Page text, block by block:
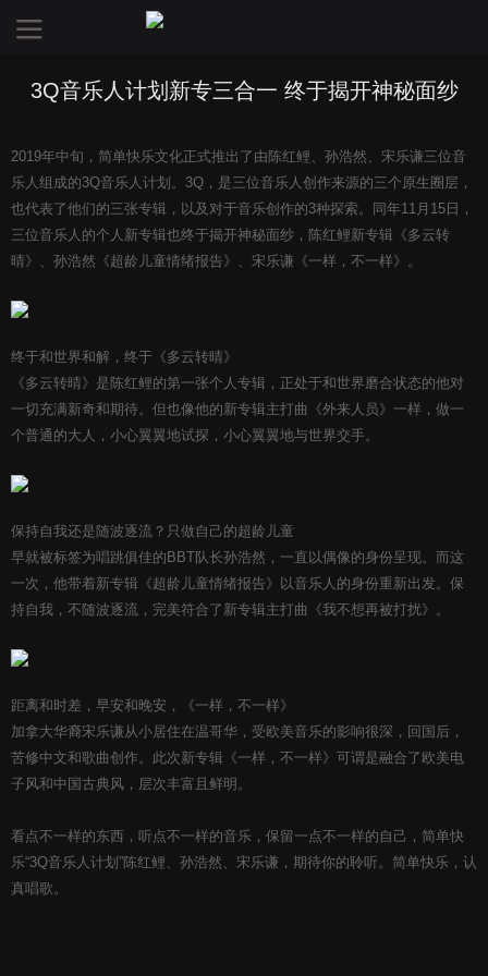
3Q音乐人计划新专三合一 终于揭开神秘面纱
2019年中旬，简单快乐文化正式推出了由陈红鲤、孙浩然、宋乐谦三位音
乐人组成的3Q音乐人计划。3Q，是三位音乐人创作来源的三个原生圈层，
也代表了他们的三张专辑，以及对于音乐创作的3种探索。同年11月15日，
三位音乐人的个人新专辑也终于揭开神秘面纱，陈红鲤新专辑《多云转
晴》、孙浩然《超龄儿童情绪报告》、宋乐谦《一样，不一样》。
终于和世界和解，终于《多云转晴》
《多云转晴》是陈红鲤的第一张个人专辑，正处于和世界磨合状态的他对
一切充满新奇和期待。但也像他的新专辑主打曲《外来人员》一样，做一
个普通的大人，小心翼翼地试探，小心翼翼地与世界交手。
保持自我还是随波逐流？只做自己的超龄儿童
早就被标签为唱跳俱佳的BBT队长孙浩然，一直以偶像的身份呈现。而这
一次，他带着新专辑《超龄儿童情绪报告》以音乐人的身份重新出发。保
持自我，不随波逐流，完美符合了新专辑主打曲《我不想再被打扰》。
距离和时差，早安和晚安，《一样，不一样》
加拿大华裔宋乐谦从小居住在温哥华，受欧美音乐的影响很深，回国后，
苦修中文和歌曲创作。此次新专辑《一样，不一样》可谓是融合了欧美电
子风和中国古典风，层次丰富且鲜明。
看点不一样的东西，听点不一样的音乐，保留一点不一样的自己，简单快
乐“3Q音乐人计划”陈红鲤、孙浩然、宋乐谦，期待你的聆听。简单快乐，认
真唱歌。